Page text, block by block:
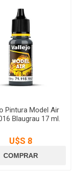
Pintura Model Air
Blaugrau 17 ml.
U$S 8